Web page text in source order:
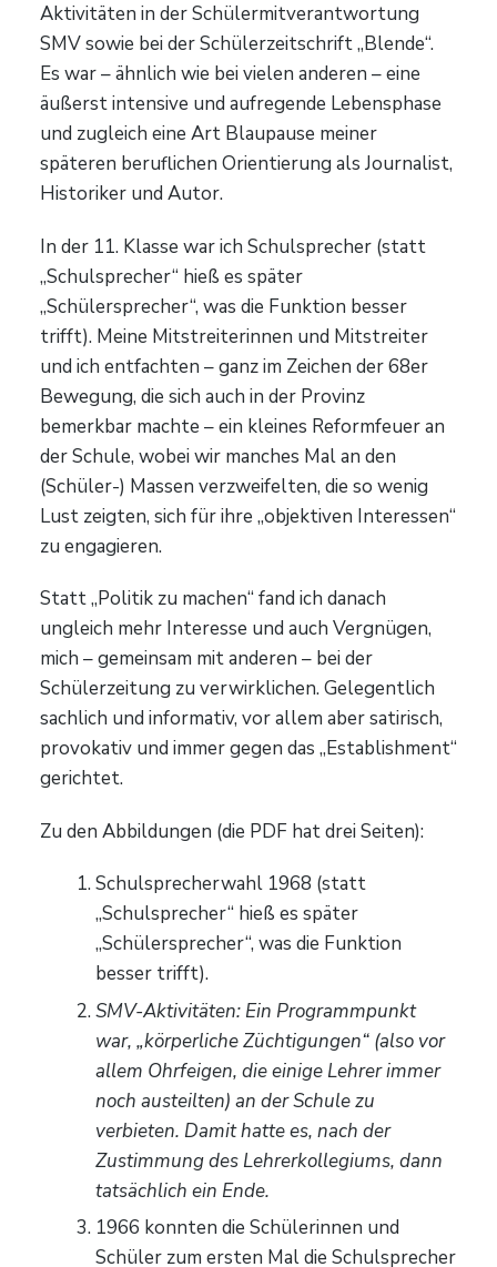
Aktivitäten in der Schülermitverantwortung
SMV sowie bei der Schülerzeitschrift „Blende“.
Es war – ähnlich wie bei vielen anderen – eine
äußerst intensive und aufregende Lebensphase
und zugleich eine Art Blaupause meiner
späteren beruflichen Orientierung als Journalist,
Historiker und Autor.
In der 11. Klasse war ich Schulsprecher (statt
„Schulsprecher“ hieß es später
„Schülersprecher“, was die Funktion besser
trifft). Meine Mitstreiterinnen und Mitstreiter
und ich entfachten – ganz im Zeichen der 68er
Bewegung, die sich auch in der Provinz
bemerkbar machte – ein kleines Reformfeuer an
der Schule, wobei wir manches Mal an den
(Schüler-) Massen verzweifelten, die so wenig
Lust zeigten, sich für ihre „objektiven Interessen“
zu engagieren.
Statt „Politik zu machen“ fand ich danach
ungleich mehr Interesse und auch Vergnügen,
mich – gemeinsam mit anderen – bei der
Schülerzeitung zu verwirklichen. Gelegentlich
sachlich und informativ, vor allem aber satirisch,
provokativ und immer gegen das „Establishment“
gerichtet.
Zu den Abbildungen (die PDF hat drei Seiten):
Schulsprecherwahl 1968 (statt
„Schulsprecher“ hieß es später
„Schülersprecher“, was die Funktion
besser trifft).
SMV-Aktivitäten: Ein Programmpunkt
war, „körperliche Züchtigungen“ (also vor
allem Ohrfeigen, die einige Lehrer immer
noch austeilten) an der Schule zu
verbieten. Damit hatte es, nach der
Zustimmung des Lehrerkollegiums, dann
tatsächlich ein Ende.
1966 konnten die Schülerinnen und
Schüler zum ersten Mal die Schulsprecher